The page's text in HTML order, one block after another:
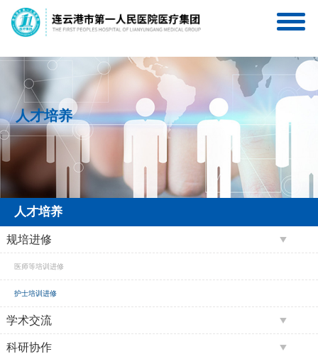
连一医医疗集团服务号
人才培养
人才培养
规培进修
医师等培训进修
护士培训进修
学术交流
科研协作